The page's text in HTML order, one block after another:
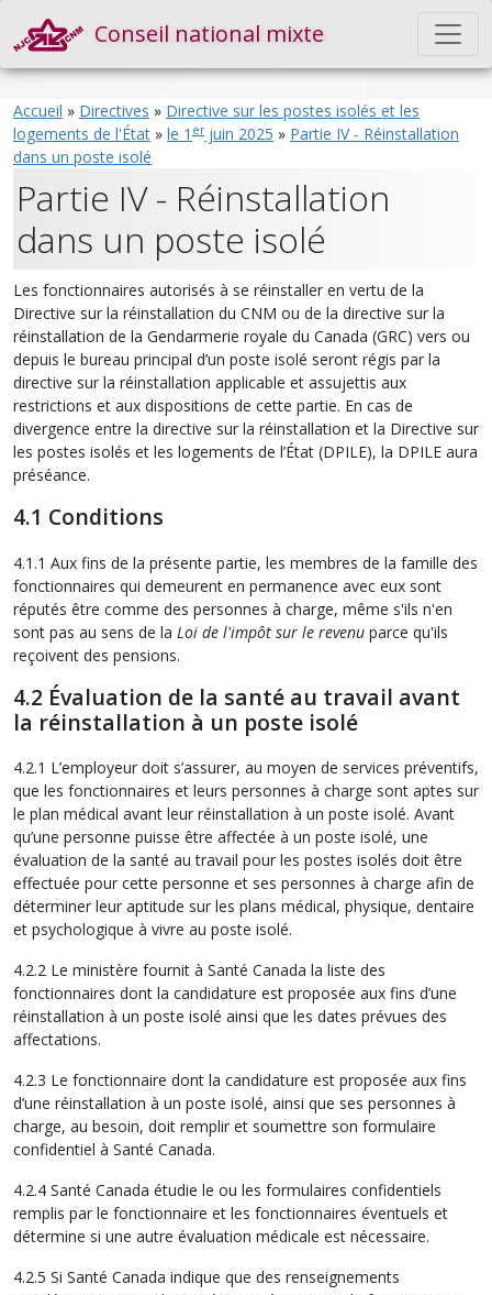
Conseil national mixte
Accueil » Directives » Directive sur les postes isolés et les
logements de l'État » le 1 erjuin 2025 » Partie IV - Réinstallation
dans un poste isolé
Partie IV - Réinstallation
dans un poste isolé
Les fonctionnaires autorisés à se réinstaller en vertu de la
Directive sur la réinstallation du CNM ou de la directive sur la
réinstallation de la Gendarmerie royale du Canada (GRC) vers ou
depuis le bureau principal d’un poste isolé seront régis par la
directive sur la réinstallation applicable et assujettis aux
restrictions et aux dispositions de cette partie. En cas de
divergence entre la directive sur la réinstallation et la Directive sur
les postes isolés et les logements de l’État (DPILE), la DPILE aura
préséance.
4.1 Conditions
4.1.1 Aux fins de la présente partie, les membres de la famille des
fonctionnaires qui demeurent en permanence avec eux sont
réputés être comme des personnes à charge, même s'ils n'en
sont pas au sens de la Loi de l'impôt sur le revenu parce qu'ils
reçoivent des pensions.
4.2 Évaluation de la santé au travail avant
la réinstallation à un poste isolé
4.2.1 L’employeur doit s’assurer, au moyen de services préventifs,
que les fonctionnaires et leurs personnes à charge sont aptes sur
le plan médical avant leur réinstallation à un poste isolé. Avant
qu’une personne puisse être affectée à un poste isolé, une
évaluation de la santé au travail pour les postes isolés doit être
effectuée pour cette personne et ses personnes à charge afin de
déterminer leur aptitude sur les plans médical, physique, dentaire
et psychologique à vivre au poste isolé.
4.2.2 Le ministère fournit à Santé Canada la liste des
fonctionnaires dont la candidature est proposée aux fins d’une
réinstallation à un poste isolé ainsi que les dates prévues des
affectations.
4.2.3 Le fonctionnaire dont la candidature est proposée aux fins
d’une réinstallation à un poste isolé, ainsi que ses personnes à
charge, au besoin, doit remplir et soumettre son formulaire
confidentiel à Santé Canada.
4.2.4 Santé Canada étudie le ou les formulaires confidentiels
remplis par le fonctionnaire et les fonctionnaires éventuels et
détermine si une autre évaluation médicale est nécessaire.
4.2.5 Si Santé Canada indique que des renseignements